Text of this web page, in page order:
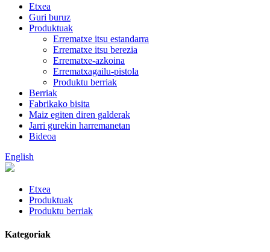
Etxea
Guri buruz
Produktuak
Errematxe itsu estandarra
Errematxe itsu berezia
Errematxe-azkoina
Errematxagailu-pistola
Produktu berriak
Berriak
Fabrikako bisita
Maiz egiten diren galderak
Jarri gurekin harremanetan
Bideoa
English
Etxea
Produktuak
Produktu berriak
Kategoriak